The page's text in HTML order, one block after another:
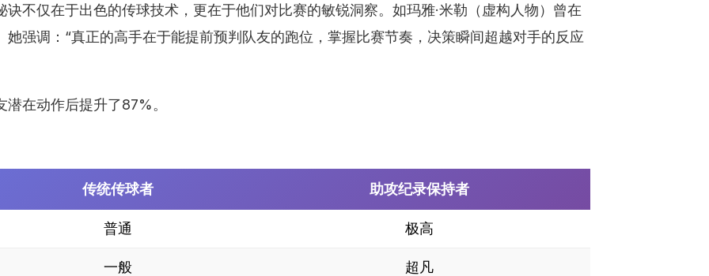
不仅在于出色的传球技术，更在于他们对比赛的敏锐洞察。如玛雅·米勒（虚构人物）曾在
强调：“真正的高手在于能提前预判队友的跑位，掌握比赛节奏，决策瞬间超越对手的反应
在动作后提升了87%。
传统传球者 助攻纪录保持者
普通 极高
一般 超凡